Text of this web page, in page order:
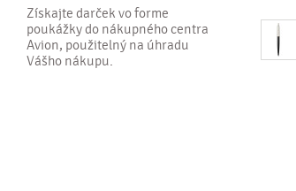
Získajte darček vo forme
poukážky do nákupného centra
Avion, použitelný na úhradu
Vášho nákupu.